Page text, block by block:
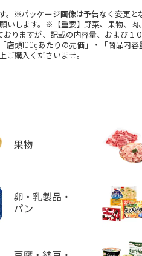
※パッケージ画像は予告なく変更
いします。※【重要】野菜、果物、
りますが、記載の内容量、および１
店頭100gあたりの売価」・「商品内
ご購入くださいませ。